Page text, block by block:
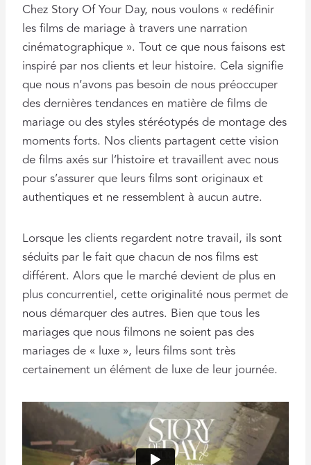
Chez Story Of Your Day, nous voulons « redéfinir
les films de mariage à travers une narration
cinématographique ». Tout ce que nous faisons est
inspiré par nos clients et leur histoire. Cela signifie
que nous n’avons pas besoin de nous préoccuper
des dernières tendances en matière de films de
mariage ou des styles stéréotypés de montage des
moments forts. Nos clients partagent cette vision
de films axés sur l’histoire et travaillent avec nous
pour s’assurer que leurs films sont originaux et
authentiques et ne ressemblent à aucun autre.
Lorsque les clients regardent notre travail, ils sont
séduits par le fait que chacun de nos films est
différent. Alors que le marché devient de plus en
plus concurrentiel, cette originalité nous permet de
nous démarquer des autres. Bien que tous les
mariages que nous filmons ne soient pas des
mariages de « luxe », leurs films sont très
certainement un élément de luxe de leur journée.